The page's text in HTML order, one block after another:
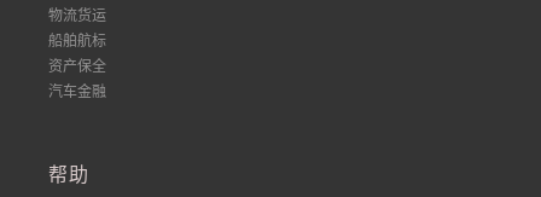
物流货运
船舶航标
资产保全
汽车金融
帮助